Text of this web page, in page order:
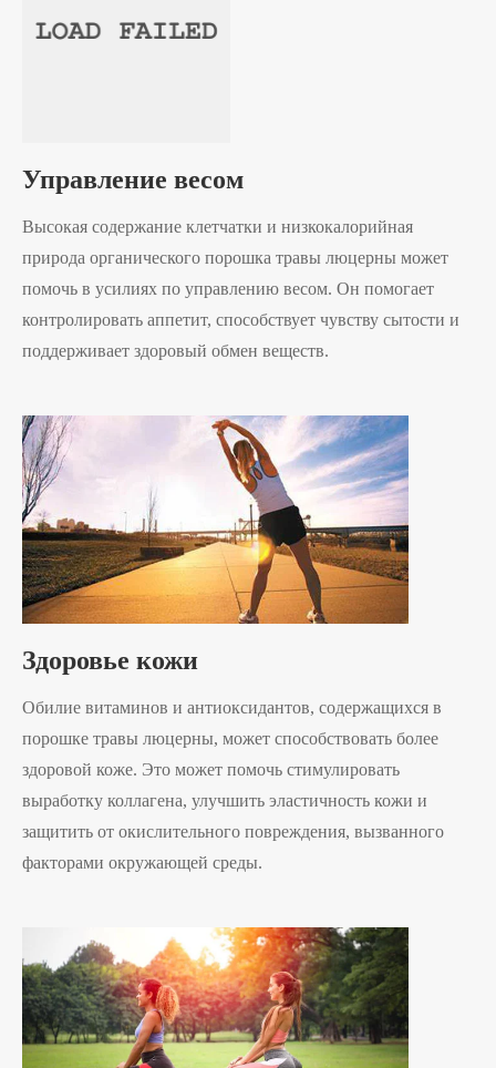
Управление весом
Высокая содержание клетчатки и низкокалорийная
природа органического порошка травы люцерны может
помочь в усилиях по управлению весом. Он помогает
контролировать аппетит, способствует чувству сытости и
поддерживает здоровый обмен веществ.
Здоровье кожи
Обилие витаминов и антиоксидантов, содержащихся в
порошке травы люцерны, может способствовать более
здоровой коже. Это может помочь стимулировать
выработку коллагена, улучшить эластичность кожи и
защитить от окислительного повреждения, вызванного
факторами окружающей среды.